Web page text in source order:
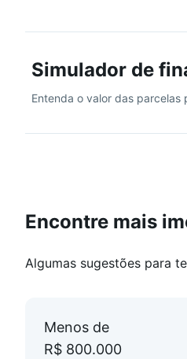
Simulador de
Entenda o valor das parcelas
Encontre mais
Algumas sugestões para
Menos de
R$ 800.000